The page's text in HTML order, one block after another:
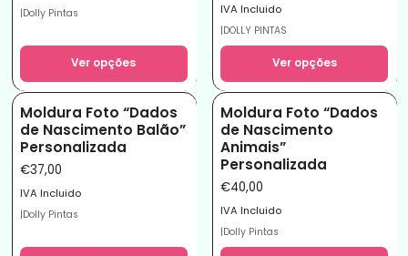
|Dolly Pintas
Ver opções
IVA Incluido
|DOLLY PINTAS
Ver opções
Moldura Foto “Dados
de Nascimento Balão”
Personalizada
€37,00
IVA Incluido
|Dolly Pintas
Moldura Foto “Dados
de Nascimento
Animais”
Personalizada
€40,00
IVA Incluido
|Dolly Pintas